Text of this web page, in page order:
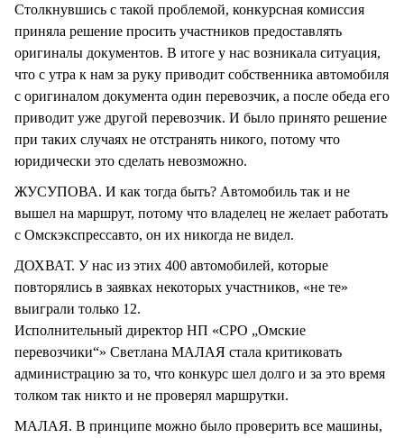
Столкнувшись с такой проблемой, конкурсная комиссия
приняла решение просить участников предоставлять
оригиналы документов. В итоге у нас возникала ситуация,
что с утра к нам за руку приводит собственника автомобиля
с оригиналом документа один перевозчик, а после обеда его
приводит уже другой перевозчик. И было принято решение
при таких случаях не отстранять никого, потому что
юридически это сделать невозможно.
ЖУСУПОВА. И как тогда быть? Автомобиль так и не
вышел на маршрут, потому что владелец не желает работать
с Омскэкспрессавто, он их никогда не видел.
ДОХВАТ. У нас из этих 400 автомобилей, которые
повторялись в заявках некоторых участников, «не те»
выиграли только 12.
Исполнительный директор НП «СРО „Омские
перевозчики“» Светлана МАЛАЯ стала критиковать
администрацию за то, что конкурс шел долго и за это время
толком так никто и не проверял маршрутки.
МАЛАЯ. В принципе можно было проверить все машины,